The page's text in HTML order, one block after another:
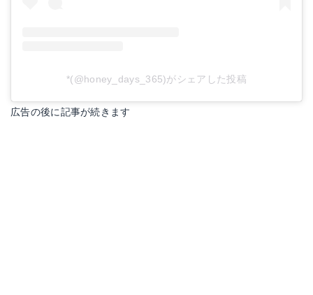
*(@honey_days_365)がシェアした投稿
広告の後に記事が続きます